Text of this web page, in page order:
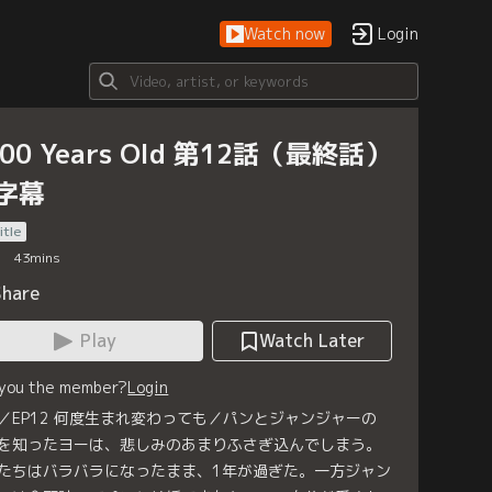
Watch now Login
Years Old 第12話（最終話）
幕
43mins
Play
Watch Later
the member?Login
EP12 何度生まれ変わっても／パンとジャンジャーの
知ったヨーは、悲しみのあまりふさぎ込んでしまう。
ちはバラバラになったまま、1年が過ぎた。一方ジャン